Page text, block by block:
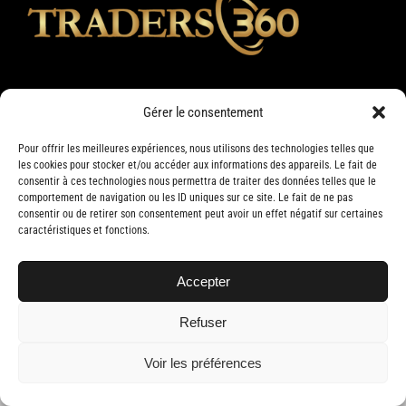
Gérer le consentement
Pour offrir les meilleures expériences, nous utilisons des technologies telles que
les cookies pour stocker et/ou accéder aux informations des appareils. Le fait de
consentir à ces technologies nous permettra de traiter des données telles que le
comportement de navigation ou les ID uniques sur ce site. Le fait de ne pas
consentir ou de retirer son consentement peut avoir un effet négatif sur certaines
caractéristiques et fonctions.
Accepter
Refuser
Voir les préférences